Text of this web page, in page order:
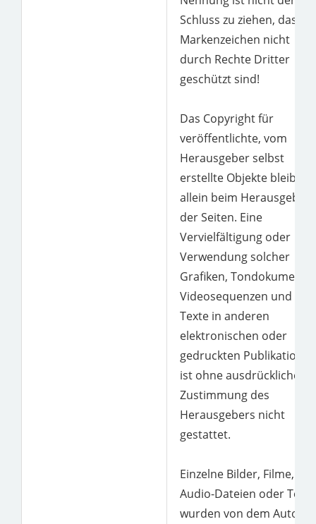
Schluss zu ziehen, dass
Markenzeichen nicht
durch Rechte Dritter
geschützt sind!
Das Copyright für
veröffentlichte, vom
Herausgeber selbst
erstellte Objekte bleibt
allein beim Herausgeber
der Seiten. Eine
Vervielfältigung oder
Verwendung solcher
Grafiken, Tondokumente,
Videosequenzen und
Texte in anderen
elektronischen oder
gedruckten Publikationen
ist ohne ausdrückliche
Zustimmung des
Herausgebers nicht
gestattet.
Einzelne Bilder, Filme,
Audio-Dateien oder Texte
wurden von dem Autor